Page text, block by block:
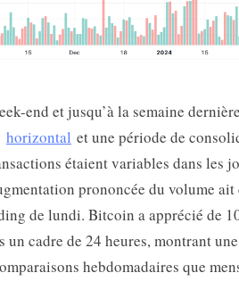
end et jusqu’à la semaine
horizontal et une période de
étaient variables dans les
prononcée du volume
de lundi. Bitcoin a apprécié de
un cadre de 24 heures, montrant
hebdomadaires que